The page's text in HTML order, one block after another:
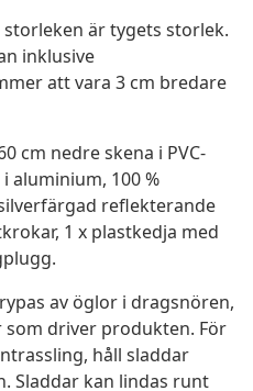
är tygets storlek.
inklusive
att vara 3 cm bredare
cm nedre skena i PVC-
aluminium, 100 %
reflekterande
1 x plastkedja med
av öglor i dragsnören,
driver produkten. För
håll sladdar
Sladdar kan lindas runt